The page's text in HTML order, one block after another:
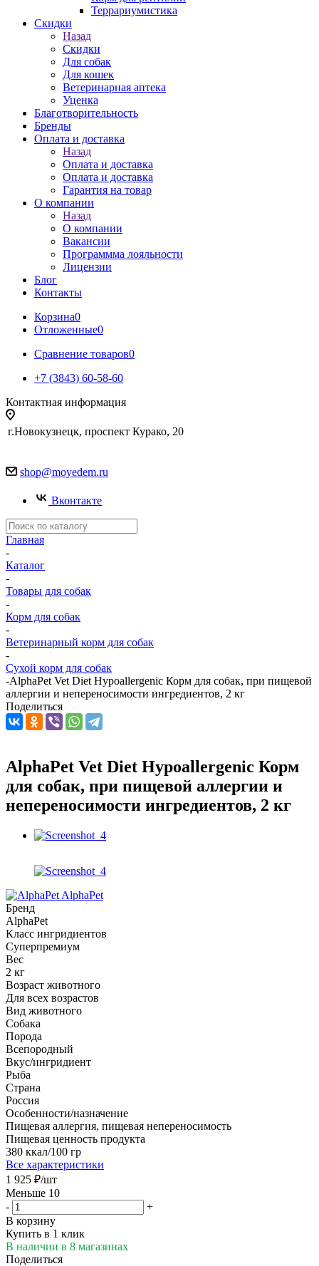
Террариумистика
Скидки
Назад
Скидки
Для собак
Для кошек
Ветеринарная аптека
Уценка
Благотворительность
Бренды
Оплата и доставка
Назад
Оплата и доставка
Оплата и доставка
Гарантия на товар
О компании
Назад
О компании
Вакансии
Программма лояльности
Лицензии
Блог
Контакты
Корзина0
Отложенные0
Сравнение товаров0
+7 (3843) 60-58-60
Контактная информация
г.Новокузнецк, проспект Курако, 20
shop@moyedem.ru
Вконтакте
Главная
-
Каталог
-
Товары для собак
-
Корм для собак
-
Ветеринарный корм для собак
-
Сухой корм для собак
-AlphaPet Vet Diet Hypoallergenic Корм для собак, при пищевой
аллергии и непереносимости ингредиентов, 2 кг
Поделиться
AlphaPet Vet Diet Hypoallergenic Корм
для собак, при пищевой аллергии и
непереносимости ингредиентов, 2 кг
AlphaPet
Бренд
AlphaPet
Класс ингридиентов
Суперпремиум
Вес
2 кг
Возраст животного
Для всех возрастов
Вид животного
Собака
Порода
Всепородный
Вкус/ингридиент
Рыба
Страна
Россия
Особенности/назначение
Пищевая аллергия, пищевая непереносимость
Пищевая ценность продукта
380 ккал/100 гр
Все характеристики
1 925 ₽/шт
Меньше 10
-
+
В корзину
Купить в 1 клик
В наличии в 8 магазинах
Поделиться